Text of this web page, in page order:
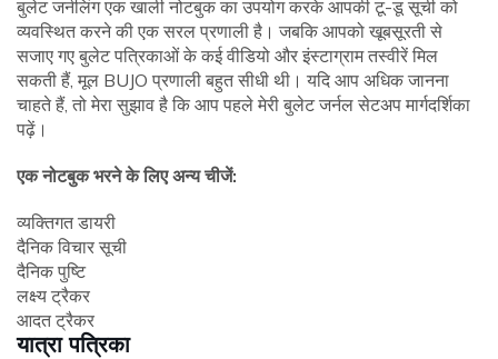
बुलेट जर्नलिंग एक खाली नोटबुक का उपयोग करके आपकी टू-डू सूची को
व्यवस्थित करने की एक सरल प्रणाली है। जबकि आपको खूबसूरती से
सजाए गए बुलेट पत्रिकाओं के कई वीडियो और इंस्टाग्राम तस्वीरें मिल
सकती हैं, मूल BUJO प्रणाली बहुत सीधी थी। यदि आप अधिक जानना
चाहते हैं, तो मेरा सुझाव है कि आप पहले मेरी बुलेट जर्नल सेटअप मार्गदर्शिका
पढ़ें।
एक नोटबुक भरने के लिए अन्य चीजें:
व्यक्तिगत डायरी
दैनिक विचार सूची
दैनिक पुष्टि
लक्ष्य ट्रैकर
आदत ट्रैकर
यात्रा पत्रिका